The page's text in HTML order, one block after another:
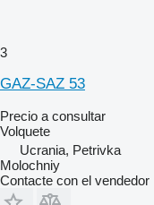
3
GAZ-SAZ 53
Precio a consultar
Volquete
Ucrania, Petrivka
Molochniy
Contacte con el vendedor